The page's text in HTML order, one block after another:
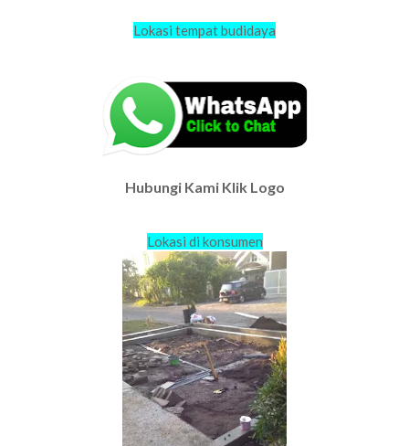
Lokasi tempat budidaya
Hubungi Kami Klik Logo
Lokasi di konsumen